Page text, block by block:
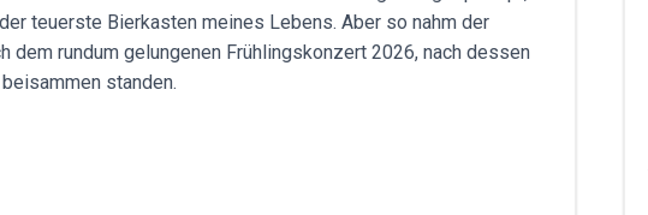
teuerste Bierkasten meines Lebens. Aber so nahm der
dem rundum gelungenen Frühlingskonzert 2026, nach dessen
standen.